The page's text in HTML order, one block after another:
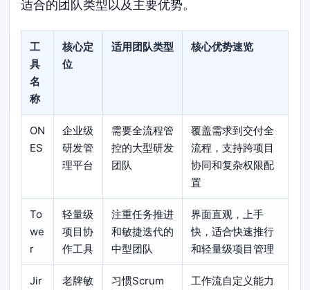
适合的团队类型以及主要优势。
工
具
名
称
核心定
位
适用团队类型 核心优势速览
ON
ES
企业级
研发管
理平台
需要全流程管
控的大型研发
团队
覆盖需求到交付全
流程，支持跨项目
协同和复杂权限配
置
To
we
r
轻量级
项目协
作工具
注重任务推进
和敏捷迭代的
中型团队
界面直观，上手
快，适合快速推行
和轻量级项目管理
Jir
老牌敏
习惯Scrum
工作流自定义能力